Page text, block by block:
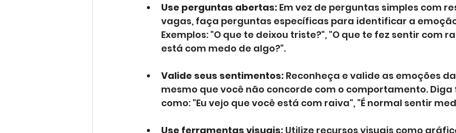
Use perguntas abertas: Em vez de perguntas simples com
vagas, faça perguntas específicas para identificar a
Exemplos: "O que te deixou triste?", "O que te fez sentir com
está com medo de algo?".
Valide seus sentimentos: Reconheça e valide as emoções
mesmo que você não concorde com o comportamento. Diga
como: "Eu vejo que você está com raiva", "É normal sentir
Use ferramentas visuais: Utilize recursos visuais como